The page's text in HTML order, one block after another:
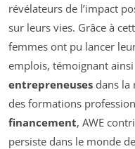
révélateurs de l’impact
sur leurs vies. Grâce à
femmes ont pu lancer
emplois, témoignant
entrepreneuses dans la
des formations
financement, AWE
persiste dans le monde